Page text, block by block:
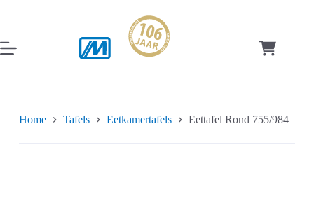
inhoud
Home Tafels Eetkamertafels Eettafel Rond 755/984